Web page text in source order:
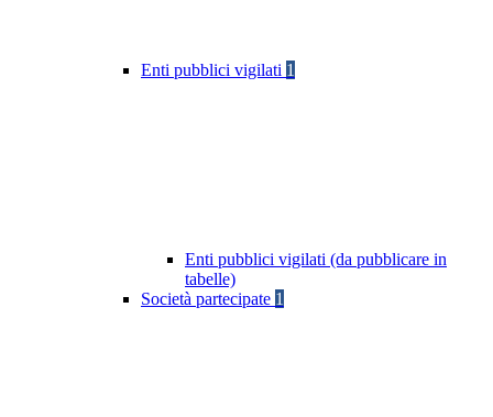
Enti pubblici vigilati 1
Enti pubblici vigilati (da pubblicare in
tabelle)
Società partecipate 1